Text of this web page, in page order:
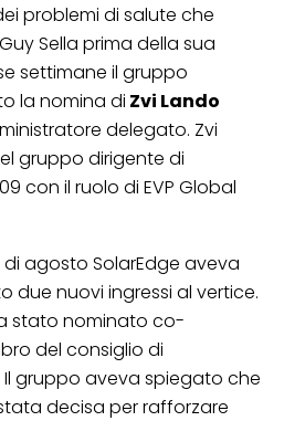
problemi di salute che
Sella prima della sua
settimane il gruppo
la nomina di Zvi Lando
delegato. Zvi
gruppo dirigente di
con il ruolo di EVP Global
agosto SolarEdge aveva
due nuovi ingressi al vertice.
stato nominato co-
del consiglio di
Il gruppo aveva spiegato che
decisa per rafforzare